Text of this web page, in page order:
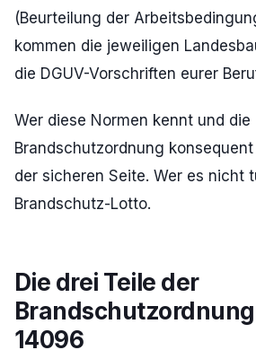
(Beurteilung der
kommen die jeweiligen
die DGUV-Vorschriften eurer
Wer diese Normen kennt und die
Brandschutzordnung
der sicheren Seite. Wer es nicht
Brandschutz-Lotto.
Die drei Teile der
Brandschutzordnung
14096